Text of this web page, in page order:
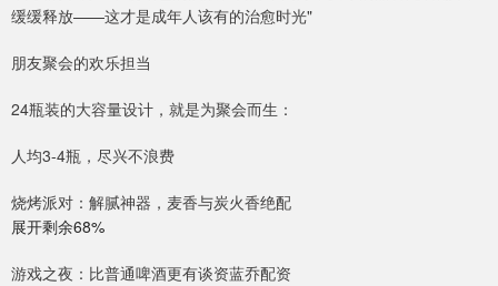
缓缓释放——这才是成年人该有的治愈时光"
朋友聚会的欢乐担当
24瓶装的大容量设计，就是为聚会而生：
人均3-4瓶，尽兴不浪费
烧烤派对：解腻神器，麦香与炭火香绝配
展开剩余68%
游戏之夜：比普通啤酒更有谈资蓝乔配资